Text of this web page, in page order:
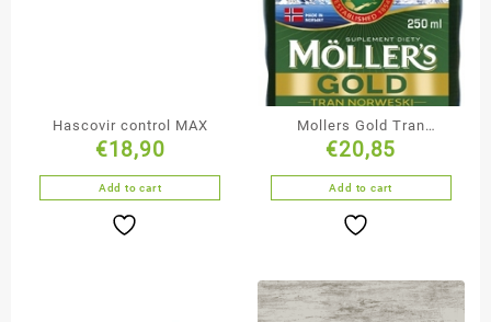
Hascovir control MAX
€18,90
Add to cart
Mollers Gold Tran
Norweski 250 ml
€20,85
Add to cart